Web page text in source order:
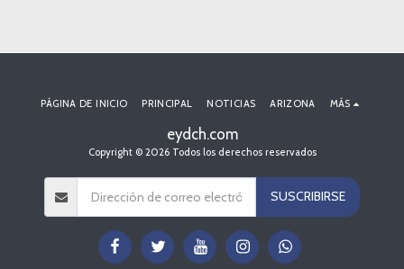
eydch.com
Copyright © 2026 Todos los derechos reservados
PÁGINA DE INICIO PRINCIPAL NOTICIAS ARIZONA MÁS
SUSCRIBIRSE